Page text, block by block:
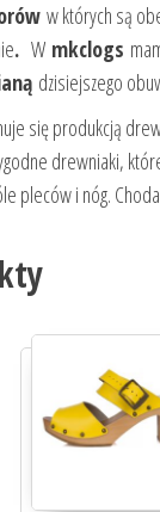
w których są
. W mkclogs
dzisiejszego
się produkcją
drewniaki,
pleców i nóg.